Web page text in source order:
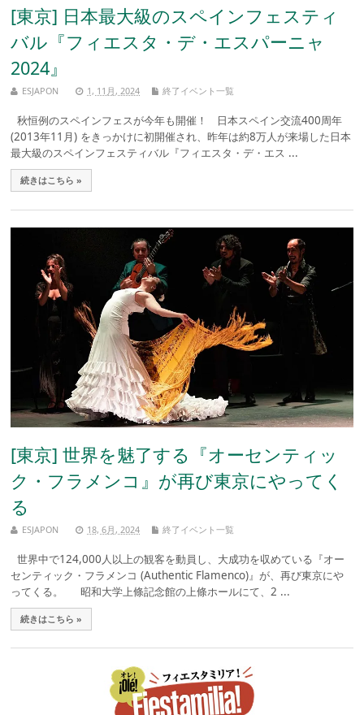
[東京] 日本最大級のスペインフェスティ
バル『フィエスタ・デ・エスパーニャ
2024』
ESJAPON 1, 11月, 2024 終了イベント一覧
秋恒例のスペインフェスが今年も開催！ 日本スペイン交流400周年
(2013年11月) をきっかけに初開催され、昨年は約8万人が来場した日本
最大級のスペインフェスティバル『フィエスタ・デ・エス ...
続きはこちら »
[東京] 世界を魅了する『オーセンティッ
ク・フラメンコ』が再び東京にやってく
る
ESJAPON 18, 6月, 2024 終了イベント一覧
世界中で124,000人以上の観客を動員し、大成功を収めている『オー
センティック・フラメンコ (Authentic Flamenco)』が、再び東京にや
ってくる。 昭和大学上條記念館の上條ホールにて、2 ...
続きはこちら »